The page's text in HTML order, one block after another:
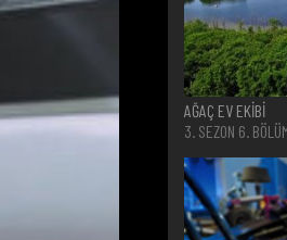
AĞAÇ EV EKİBİ
3. SEZON 6.